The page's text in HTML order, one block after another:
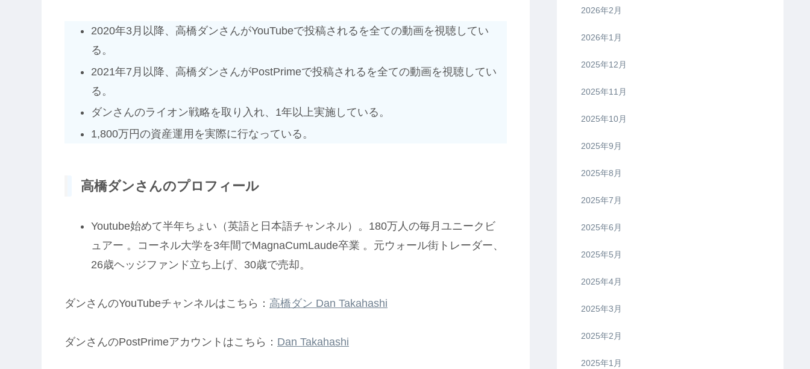
2020年3月以降、高橋ダンさんがYouTubeで投稿されるを全ての動画を視聴してい
る。
2021年7月以降、高橋ダンさんがPostPrimeで投稿されるを全ての動画を視聴してい
る。
ダンさんのライオン戦略を取り入れ、1年以上実施している。
1,800万円の資産運用を実際に行なっている。
高橋ダンさんのプロフィール
Youtube始めて半年ちょい（英語と日本語チャンネル）。180万人の毎月ユニークビ
ュアー 。コーネル大学を3年間でMagnaCumLaude卒業 。元ウォール街トレーダー、
26歳ヘッジファンド立ち上げ、30歳で売却。
ダンさんのYouTubeチャンネルはこちら： 高橋ダン Dan Takahashi
ダンさんのPostPrimeアカウントはこちら： Dan Takahashi
2026年2月
2026年1月
2025年12月
2025年11月
2025年10月
2025年9月
2025年8月
2025年7月
2025年6月
2025年5月
2025年4月
2025年3月
2025年2月
2025年1月